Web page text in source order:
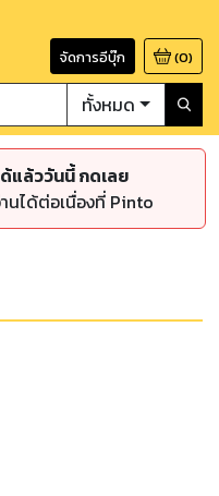
จัดการอีบุ๊ก (0)
ทั้งหมด
แล้ววันนี้ กดเลย
นได้ต่อเนื่องที่ Pinto